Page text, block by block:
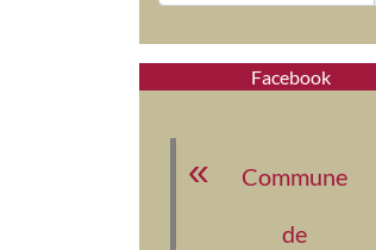
Facebook
Commune
de